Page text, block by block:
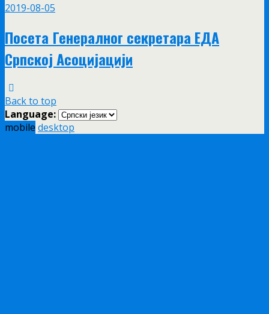
2019-08-05
Посета Генералног секретара ЕДА
Српској Асоцијацији
Back to top
Language:
mobile desktop